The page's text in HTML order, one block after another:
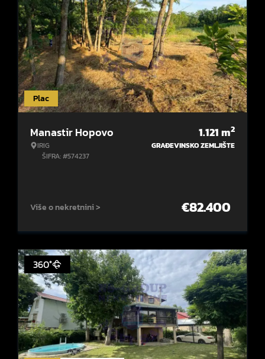
Plac
Manastir Hopovo
IRIG
ŠIFRA: #574237
1.121m2
GRAĐEVINSKO ZEMLJIŠTE
Više o nekretnini > €82.400
360°